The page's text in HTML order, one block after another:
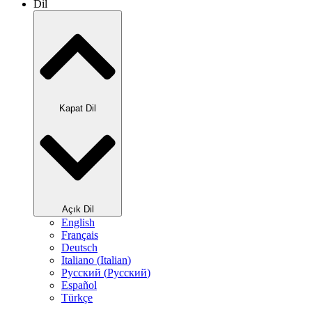
Dil
Kapat Dil
Açık Dil
English
Français
Deutsch
Italiano (Italian)
Русский (Pусский)
Español
Türkçe